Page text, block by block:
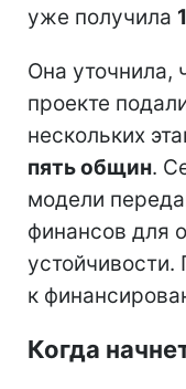
уже получила
Она уточнила,
проекте
нескольких
пять общин.
модели
финансов для
устойчивости.
к
Когда